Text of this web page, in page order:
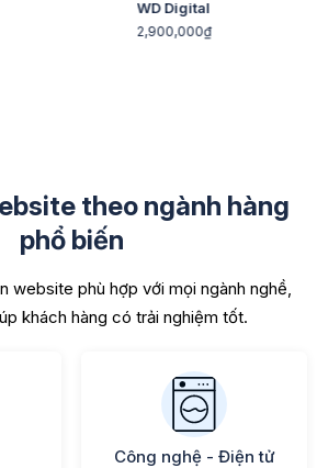
theo ngành hàng
phổ biến
website phù hợp với mọi ngành nghề,
khách hàng có trải nghiệm tốt.
Công nghệ - Điện tử